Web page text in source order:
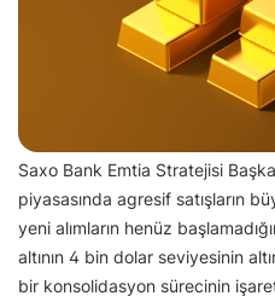
Saxo Bank Emtia Stratejisi
piyasasında agresif satışların
yeni alımların henüz
altının 4 bin dolar seviyesinin
bir konsolidasyon sürecinin